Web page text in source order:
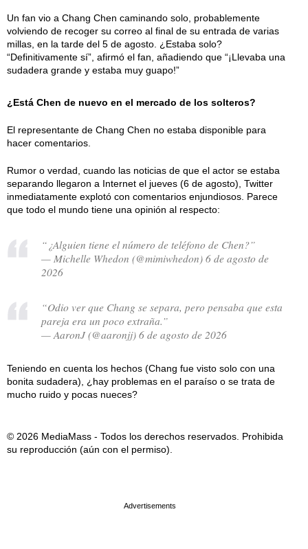
Un fan vio a Chang Chen caminando solo, probablemente
volviendo de recoger su correo al final de su entrada de varias
millas, en la tarde del 5 de agosto. ¿Estaba solo?
“Definitivamente sí”, afirmó el fan, añadiendo que “¡Llevaba una
sudadera grande y estaba muy guapo!”
¿Está Chen de nuevo en el mercado de los solteros?
El representante de Chang Chen no estaba disponible para
hacer comentarios.
Rumor o verdad, cuando las noticias de que el actor se estaba
separando llegaron a Internet el jueves (6 de agosto), Twitter
inmediatamente explotó con comentarios enjundiosos. Parece
que todo el mundo tiene una opinión al respecto:
“¿Alguien tiene el número de teléfono de Chen?”
— Michelle Whedon (@mimiwhedon) 6 de agosto de
2026
“Odio ver que Chang se separa, pero pensaba que esta
pareja era un poco extraña.”
— AaronJ (@aaronjj) 6 de agosto de 2026
Teniendo en cuenta los hechos (Chang fue visto solo con una
bonita sudadera), ¿hay problemas en el paraíso o se trata de
mucho ruido y pocas nueces?
© 2026 MediaMass - Todos los derechos reservados. Prohibida
su reproducción (aún con el permiso).